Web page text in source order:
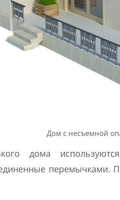
Дом с несъемной
дома